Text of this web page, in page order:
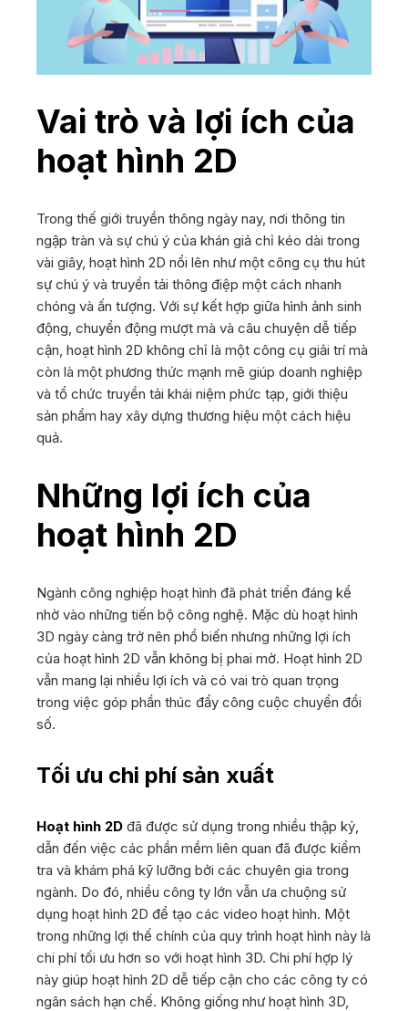
Vai trò và lợi ích của
hoạt hình 2D
Trong thế giới truyền thông ngày nay, nơi thông tin
ngập tràn và sự chú ý của khán giả chỉ kéo dài trong
vài giây, hoạt hình 2D nổi lên như một công cụ thu hút
sự chú ý và truyền tải thông điệp một cách nhanh
chóng và ấn tượng. Với sự kết hợp giữa hình ảnh sinh
động, chuyển động mượt mà và câu chuyện dễ tiếp
cận, hoạt hình 2D không chỉ là một công cụ giải trí mà
còn là một phương thức mạnh mẽ giúp doanh nghiệp
và tổ chức truyền tải khái niệm phức tạp, giới thiệu
sản phẩm hay xây dựng thương hiệu một cách hiệu
quả.
Những lợi ích của
hoạt hình 2D
Ngành công nghiệp hoạt hình đã phát triển đáng kể
nhờ vào những tiến bộ công nghệ. Mặc dù hoạt hình
3D ngày càng trở nên phổ biến nhưng những lợi ích
của hoạt hình 2D vẫn không bị phai mờ. Hoạt hình 2D
vẫn mang lại nhiều lợi ích và có vai trò quan trọng
trong việc góp phần thúc đẩy công cuộc chuyển đổi
số.
Tối ưu chi phí sản xuất
Hoạt hình 2D đã được sử dụng trong nhiều thập kỷ,
dẫn đến việc các phần mềm liên quan đã được kiểm
tra và khám phá kỹ lưỡng bởi các chuyên gia trong
ngành. Do đó, nhiều công ty lớn vẫn ưa chuộng sử
dụng hoạt hình 2D để tạo các video hoạt hình. Một
trong những lợi thế chính của quy trình hoạt hình này là
chi phí tối ưu hơn so với hoạt hình 3D. Chi phí hợp lý
này giúp hoạt hình 2D dễ tiếp cận cho các công ty có
ngân sách hạn chế. Không giống như hoạt hình 3D,